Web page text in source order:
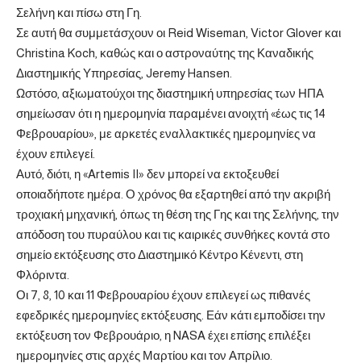
Σελήνη και πίσω στη Γη.
Σε αυτή θα συμμετάσχουν οι Reid Wiseman, Victor Glover και
Christina Koch, καθώς και ο αστροναύτης της Καναδικής
Διαστημικής Υπηρεσίας, Jeremy Hansen.
Ωστόσο, αξιωματούχοι της διαστημική υπηρεσίας των ΗΠΑ
σημείωσαν ότι η ημερομηνία παραμένει ανοιχτή «έως τις 14
Φεβρουαρίου», με αρκετές εναλλακτικές ημερομηνίες να
έχουν επιλεγεί.
Αυτό, διότι, η «Artemis II» δεν μπορεί να εκτοξευθεί
οποιαδήποτε ημέρα. Ο χρόνος θα εξαρτηθεί από την ακριβή
τροχιακή μηχανική, όπως τη θέση της Γης και της Σελήνης, την
απόδοση του πυραύλου και τις καιρικές συνθήκες κοντά στο
σημείο εκτόξευσης στο Διαστημικό Κέντρο Κένεντι, στη
Φλόριντα.
Οι 7, 8, 10 και 11 Φεβρουαρίου έχουν επιλεγεί ως πιθανές
εφεδρικές ημερομηνίες εκτόξευσης. Εάν κάτι εμποδίσει την
εκτόξευση τον Φεβρουάριο, η NASA έχει επίσης επιλέξει
ημερομηνίες στις αρχές Μαρτίου και τον Απρίλιο.